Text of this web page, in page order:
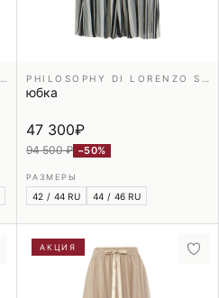
юбка
47 300₽
94 500 ₽ −50%
РАЗМЕРЫ
42 / 44 RU 44 / 46 RU
АКЦИЯ